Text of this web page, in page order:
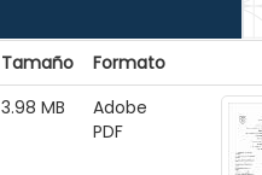
Tamaño
Formato
3.98 MB
Adobe
PDF